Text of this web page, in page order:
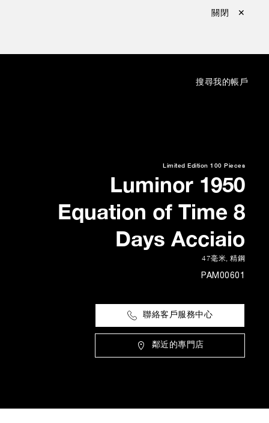
關閉 ✕
搜尋我的帳戶
Limited Edition 100 Pieces
Luminor 1950
Equation of Time 8
Days Acciaio
47毫米, 精鋼
PAM00601
聯絡客戶服務中心
鄰近的專門店